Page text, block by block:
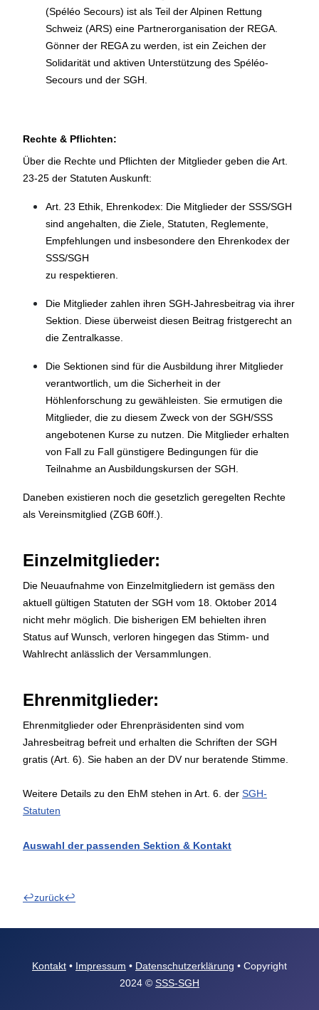
(Spéléo Secours) ist als Teil der Alpinen Rettung
Schweiz (ARS) eine Partnerorganisation der REGA.
Gönner der REGA zu werden, ist ein Zeichen der
Solidarität und aktiven Unterstützung des Spéléo-
Secours und der SGH.
Rechte & Pflichten:
Über die Rechte und Pflichten der Mitglieder geben die Art.
23-25 der Statuten Auskunft:
Art. 23 Ethik, Ehrenkodex: Die Mitglieder der SSS/SGH
sind angehalten, die Ziele, Statuten, Reglemente,
Empfehlungen und insbesondere den Ehrenkodex der
SSS/SGH
zu respektieren.
Die Mitglieder zahlen ihren SGH-Jahresbeitrag via ihrer
Sektion. Diese überweist diesen Beitrag fristgerecht an
die Zentralkasse.
Die Sektionen sind für die Ausbildung ihrer Mitglieder
verantwortlich, um die Sicherheit in der
Höhlenforschung zu gewähleisten. Sie ermutigen die
Mitglieder, die zu diesem Zweck von der SGH/SSS
angebotenen Kurse zu nutzen. Die Mitglieder erhalten
von Fall zu Fall günstigere Bedingungen für die
Teilnahme an Ausbildungskursen der SGH.
Daneben existieren noch die gesetzlich geregelten Rechte
als Vereinsmitglied (ZGB 60ff.).
Einzelmitglieder:
Die Neuaufnahme von Einzelmitgliedern ist gemäss den
aktuell gültigen Statuten der SGH vom 18. Oktober 2014
nicht mehr möglich. Die bisherigen EM behielten ihren
Status auf Wunsch, verloren hingegen das Stimm- und
Wahlrecht anlässlich der Versammlungen.
Ehrenmitglieder:
Ehrenmitglieder oder Ehrenpräsidenten sind vom
Jahresbeitrag befreit und erhalten die Schriften der SGH
gratis (Art. 6). Sie haben an der DV nur beratende Stimme.
Weitere Details zu den EhM stehen in Art. 6. der SGH-
Statuten
Auswahl der passenden Sektion & Kontakt
↩zurück↩
Kontakt • Impressum • Datenschutzerklärung • Copyright
2024 © SSS-SGH